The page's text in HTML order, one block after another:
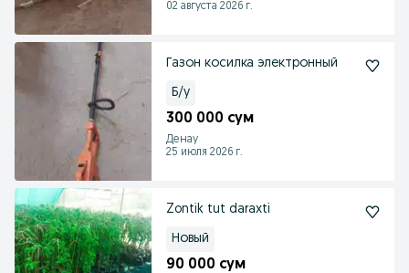
02 августа 2026 г.
Газон косилка электронный
Б/у
300 000 сум
Денау
25 июля 2026 г.
Zontik tut daraxti
Новый
90 000 сум